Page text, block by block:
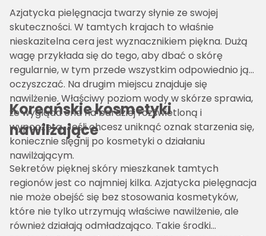
Azjatycka pielęgnacja twarzy słynie ze swojej
skuteczności. W tamtych krajach to właśnie
nieskazitelna cera jest wyznacznikiem piękna. Dużą
wagę przykłada się do tego, aby dbać o skórę
regularnie, w tym przede wszystkim odpowiednio ją
oczyszczać. Na drugim miejscu znajduje się
nawilżenie. Właściwy poziom wody w skórze sprawia,
że wygląda ona na bardziej rozświetloną i
wypoczętą. Jeśli chcesz uniknąć oznak starzenia się,
koniecznie sięgnij po kosmetyki o działaniu
nawilżającym.
Koreańskie kosmetyki
nawilżające
Sekretów pięknej skóry mieszkanek tamtych
regionów jest co najmniej kilka. Azjatycka pielęgnacja
nie może obejść się bez stosowania kosmetyków,
które nie tylko utrzymują właściwe nawilżenie, ale
również działają odmładzająco. Takie środki